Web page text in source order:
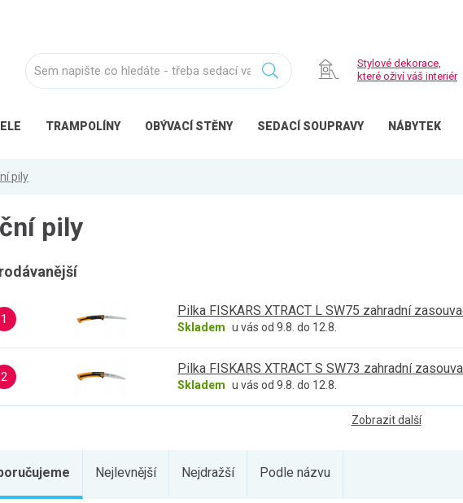
Stylové dekorace,
které oživí váš interiér
TRAMPOLÍNY OBÝVACÍ STĚNY SEDACÍ SOUPRAVY NÁBYTEK
pily
pily
1
Pilka FISKARS XTRACT L SW75 zahradní
Skladem u vás od 9.8. do 12.8.
2
Pilka FISKARS XTRACT S SW73 zahradní
Skladem u vás od 9.8. do 12.8.
Zobrazit další
Nejlevnější Nejdražší Podle názvu